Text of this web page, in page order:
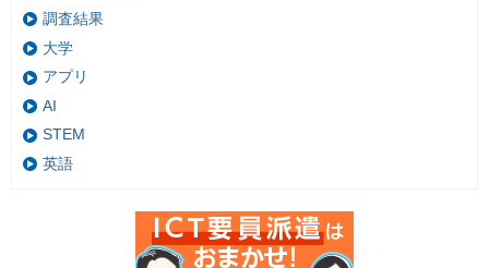
調査結果
大学
アプリ
AI
STEM
英語